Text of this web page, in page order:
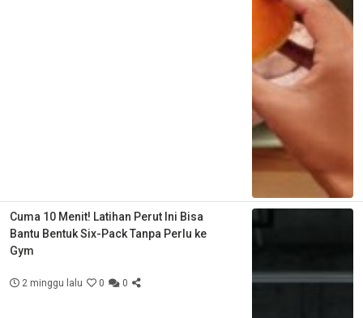
Cuma 10 Menit! Latihan Perut Ini Bisa
Bantu Bentuk Six-Pack Tanpa Perlu ke
Gym
2 minggu lalu 0 0